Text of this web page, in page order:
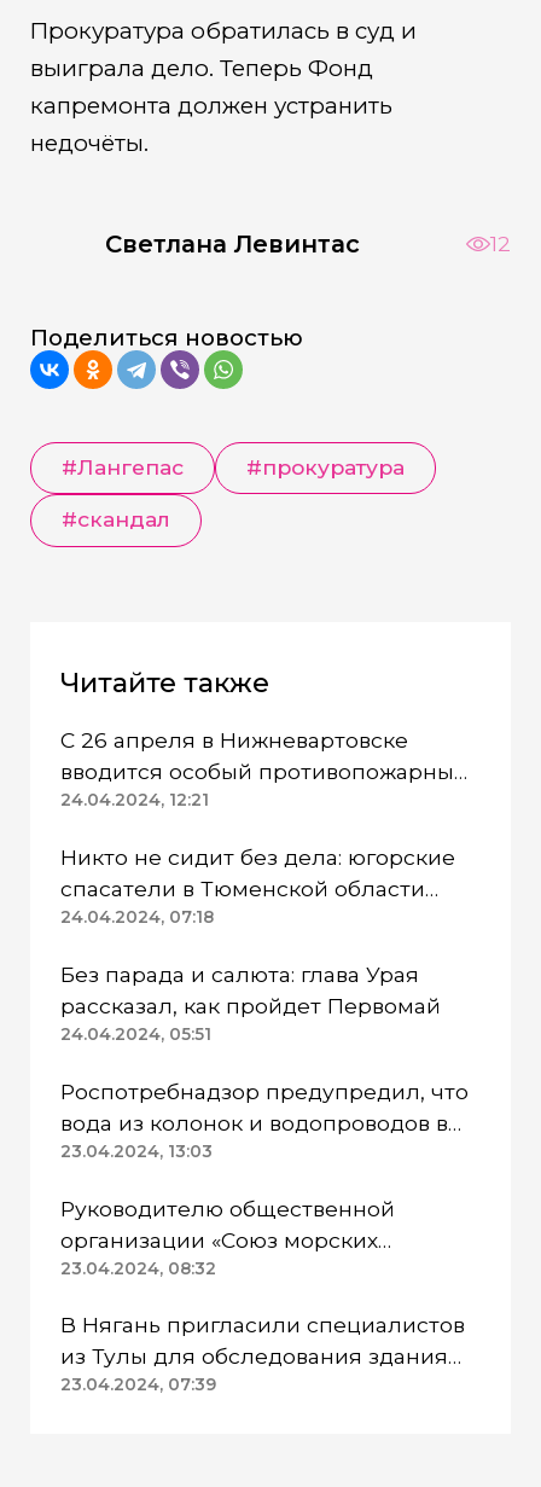
Прокуратура обратилась в суд и
выиграла дело. Теперь Фонд
капремонта должен устранить
недочёты.
Светлана Левинтас 12
Поделиться новостью
#Лангепас #прокуратура
#скандал
Читайте также
С 26 апреля в Нижневартовске
вводится особый противопожарный
режим
24.04.2024, 12:21
Никто не сидит без дела: югорские
спасатели в Тюменской области
работают в две смены
24.04.2024, 07:18
Без парада и салюта: глава Урая
рассказал, как пройдет Первомай
24.04.2024, 05:51
Роспотребнадзор предупредил, что
вода из колонок и водопроводов в
Казанском районе непригодна для
23.04.2024, 13:03
Руководителю общественной
организации «Союз морских
пехотинцев» Югры вынесли
23.04.2024, 08:32
В Нягань пригласили специалистов
из Тулы для обследования здания
ДК «Геолог»
23.04.2024, 07:39